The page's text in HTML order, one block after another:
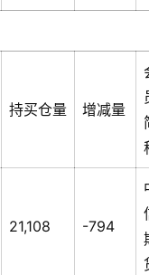
持买仓量 增减量
21,108 -794